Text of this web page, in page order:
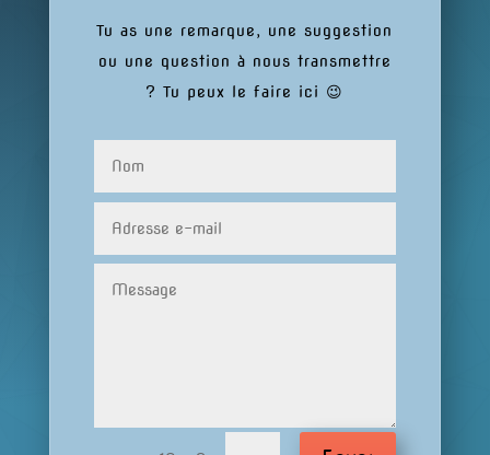
Tu as une remarque, une suggestion
ou une question à nous transmettre
? Tu peux le faire ici 😉